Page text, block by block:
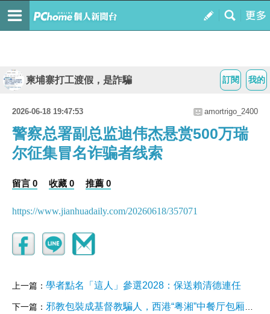
我的
訂閱
柬埔寨打工渡假，是詐騙
2026-06-18 19:47:53 amortrigo_2400
警察总署副总监迪伟杰悬赏500万瑞
尔征集冒名诈骗者线索
留言 0 收藏 0 推薦 0
https://www.jianhuadaily.com/20260618/357071
上一篇： 學者點名「這人」參選2028：保送賴清德連任
下一篇： 邪教包裝成基督教騙人，西港“粤湘”中餐厅包厢变电诈窝点！18名中国和俄罗斯嫌犯落网